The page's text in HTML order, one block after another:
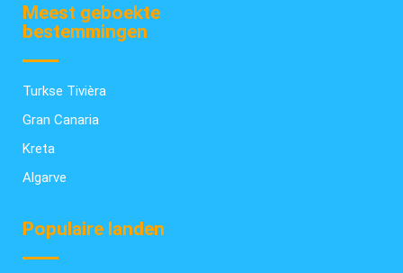
Meest geboekte
bestemmingen
Turkse Tivièra
Gran Canaria
Kreta
Algarve
Populaire landen